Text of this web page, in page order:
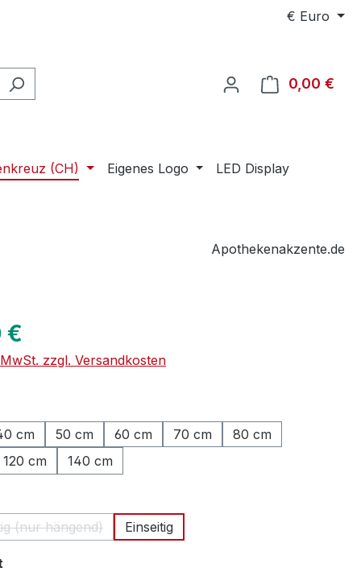
€ Euro
0,00 €
(CH) Eigenes Logo LED Display
Apothekenakzente.de
€
zzgl. Versandkosten
cm 50 cm 60 cm 70 cm
80 cm
120 cm 140 cm
(nur hängend)
(Diese Option ist zurzeit nicht verfügbar.)
Einseitig